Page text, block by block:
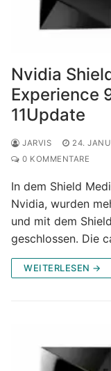
Nvidia
Experience
11Update
JARVIS 24.
0 KOMMENTARE
In dem Shield
Nvidia, wurden
und mit dem
geschlossen. Die
WEITERLESEN →